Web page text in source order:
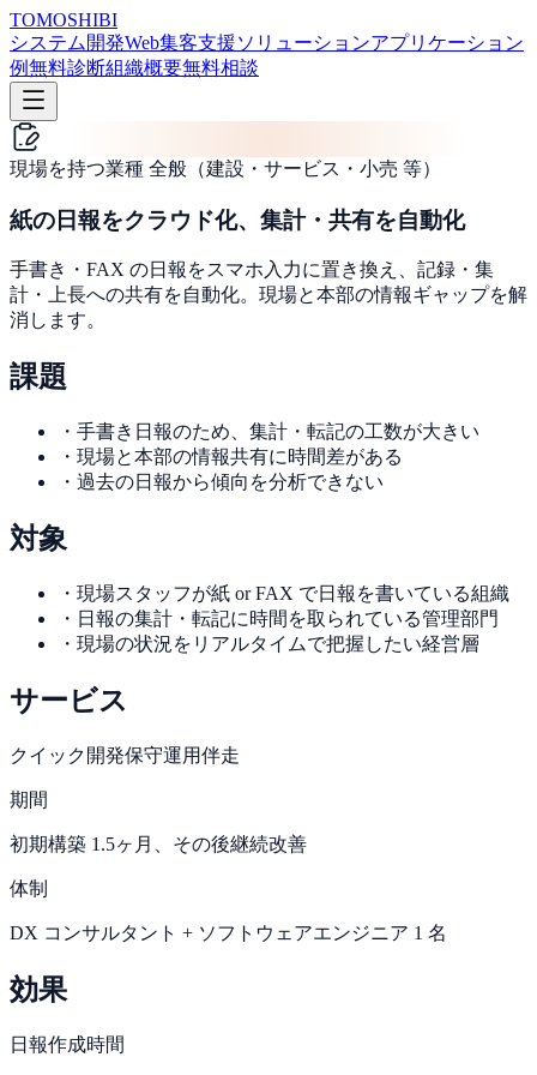
TOMOSHIBI
システム開発Web集客支援ソリューションアプリケーション
例無料診断組織概要無料相談
現場を持つ業種 全般（建設・サービス・小売 等）
紙の日報をクラウド化、集計・共有を自動化
手書き・FAX の日報をスマホ入力に置き換え、記録・集
計・上長への共有を自動化。現場と本部の情報ギャップを解
消します。
課題
・ 手書き日報のため、集計・転記の工数が大きい
・ 現場と本部の情報共有に時間差がある
・ 過去の日報から傾向を分析できない
対象
・ 現場スタッフが紙 or FAX で日報を書いている組織
・ 日報の集計・転記に時間を取られている管理部門
・ 現場の状況をリアルタイムで把握したい経営層
サービス
クイック開発保守運用伴走
期間
初期構築 1.5ヶ月、その後継続改善
体制
DX コンサルタント + ソフトウェアエンジニア 1 名
効果
日報作成時間